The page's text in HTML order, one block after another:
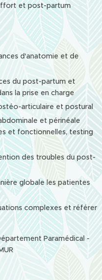
et post-partum
d'anatomie et de
du post-partum et
la prise en charge
articulaire et postural
et périnéale
et fonctionnelles, testing
des troubles du post-
globale les patientes
complexes et référer
Paramédical -